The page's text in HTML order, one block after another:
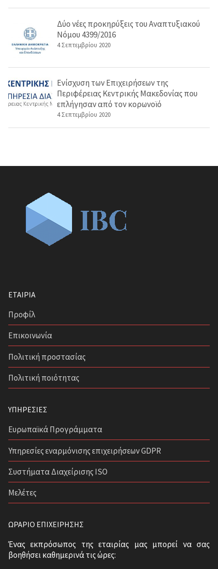
Δύο νέες προκηρύξεις του Αναπτυξιακού
Νόμου 4399/2016
4 Σεπτεμβρίου 2020
Ενίσχυση των Επιχειρήσεων της
Περιφέρειας Κεντρικής Μακεδονίας που
επλήγησαν από τον κορωνοϊό
4 Σεπτεμβρίου 2020
ΕΤΑΙΡΊΑ
Προφίλ
Επικοινωνία
Πολιτική προστασίας
Πολιτική ποιότητας
ΥΠΗΡΕΣΊΕΣ
Ευρωπαϊκά Προγράμματα
Υπηρεσίες εναρμόνισης επιχειρήσεων GDPR
Συστήματα Διαχείρισης ISO
Μελέτες
ΩΡΆΡΙΟ ΕΠΙΧΕΊΡΗΣΗΣ
Ένας εκπρόσωπος της εταιρίας μας μπορεί να σας
βοηθήσει καθημερινά τις ώρες: